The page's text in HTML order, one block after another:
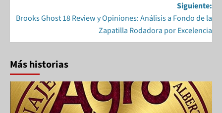
Siguiente:
Brooks Ghost 18 Review y Opiniones: Análisis a Fondo de la
Zapatilla Rodadora por Excelencia
Más historias